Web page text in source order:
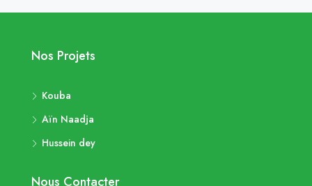
Nos Projets
Kouba
Aïn Naadja
Hussein dey
Nous Contacter